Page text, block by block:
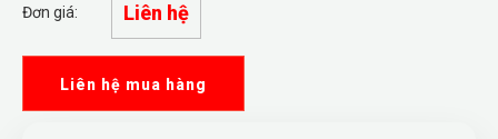
Đơn giá: Liên hệ
Liên hệ mua hàng